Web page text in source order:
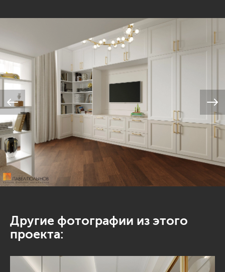
Другие фотографии из этого
проекта: